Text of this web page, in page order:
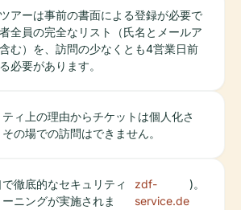
アーは事前の書面による登録が必要で
全員の完全なリスト（氏名とメールア
む）を、訪問の少なくとも4営業日前
必要があります。
ィ上の理由からチケットは個人化さ
の場での訪問はできません。
で徹底的なセキュリティ
ーニングが実施されま
zdf-
service.de
)。